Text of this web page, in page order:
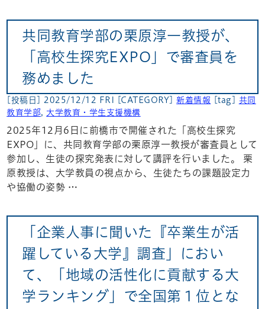
共同教育学部の栗原淳一教授が、
「高校生探究EXPO」で審査員を
務めました
[投稿日] 2025/12/12 FRI [CATEGORY]新着情報 [tag] 共同
教育学部, 大学教育・学生支援機構
2025年12月6日に前橋市で開催された「高校生探究
EXPO」に、共同教育学部の栗原淳一教授が審査員として
参加し、生徒の探究発表に対して講評を行いました。 栗
原教授は、大学教員の視点から、生徒たちの課題設定力
や協働の姿勢 …
「企業人事に聞いた『卒業生が活
躍している大学』調査」におい
て、「地域の活性化に貢献する大
学ランキング」で全国第１位とな